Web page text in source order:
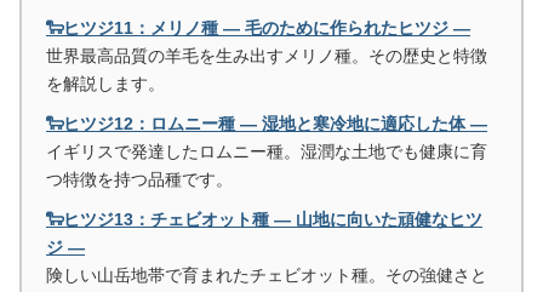
🐑ヒツジ11：メリノ種 ― 毛のために作られたヒツジ ―
世界最高品質の羊毛を生み出すメリノ種。その歴史と特徴
を解説します。
🐑ヒツジ12：ロムニー種 ― 湿地と寒冷地に適応した体 ―
イギリスで発達したロムニー種。湿潤な土地でも健康に育
つ特徴を持つ品種です。
🐑ヒツジ13：チェビオット種 ― 山地に向いた頑健なヒツ
ジ ―
険しい山岳地帯で育まれたチェビオット種。その強健さと